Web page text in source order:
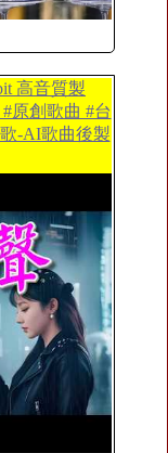
高音質製
原創歌曲 #台
-AI歌曲後製